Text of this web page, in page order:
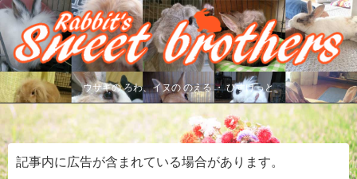
ウサギの ろわ、イヌの のえる ・ びすけっと
記事内に広告が含まれている場合があります。